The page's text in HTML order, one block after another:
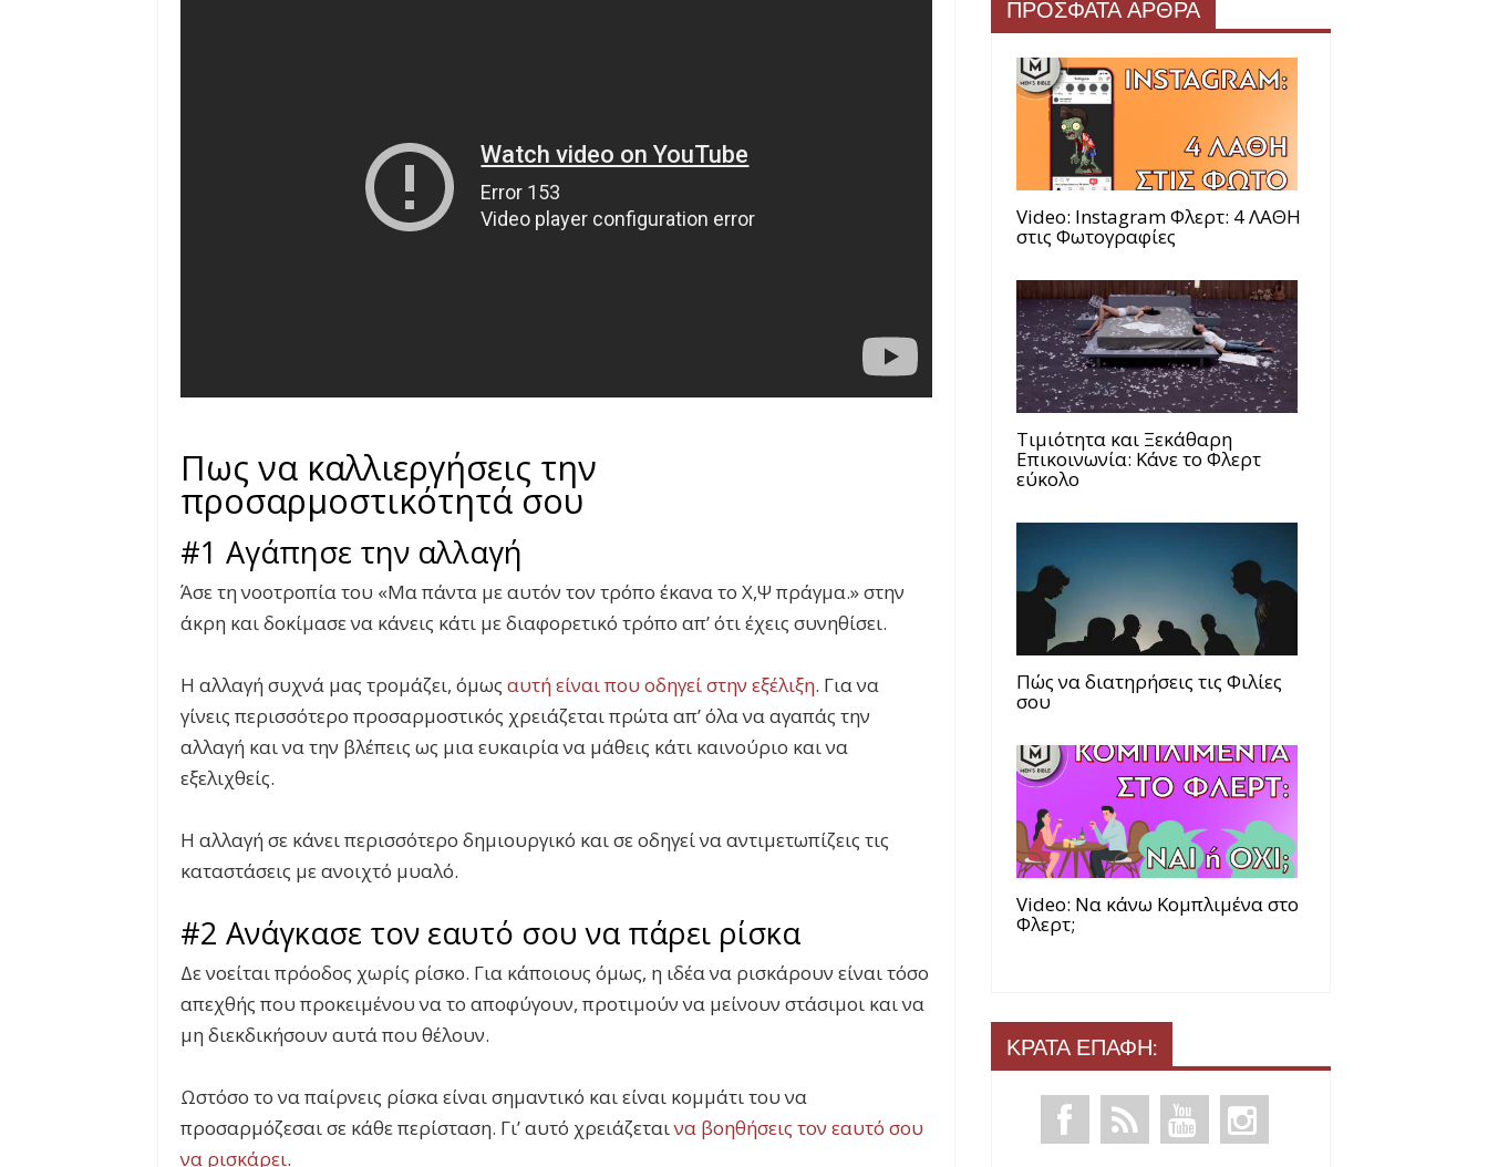
Πως να καλλιεργήσεις την
προσαρμοστικότητά σου
#1 Αγάπησε την αλλαγή
Άσε τη νοοτροπία του «Μα πάντα με αυτόν τον τρόπο έκανα το Χ,Ψ πράγμα.» στην
άκρη και δοκίμασε να κάνεις κάτι με διαφορετικό τρόπο απ’ ότι έχεις συνηθίσει.
Η αλλαγή συχνά μας τρομάζει, όμως αυτή είναι που οδηγεί στην εξέλιξη. Για να
γίνεις περισσότερο προσαρμοστικός χρειάζεται πρώτα απ’ όλα να αγαπάς την
αλλαγή και να την βλέπεις ως μια ευκαιρία να μάθεις κάτι καινούριο και να
εξελιχθείς.
Η αλλαγή σε κάνει περισσότερο δημιουργικό και σε οδηγεί να αντιμετωπίζεις τις
καταστάσεις με ανοιχτό μυαλό.
#2 Ανάγκασε τον εαυτό σου να πάρει ρίσκα
Δε νοείται πρόοδος χωρίς ρίσκο. Για κάποιους όμως, η ιδέα να ρισκάρουν είναι τόσο
απεχθής που προκειμένου να το αποφύγουν, προτιμούν να μείνουν στάσιμοι και να
μη διεκδικήσουν αυτά που θέλουν.
Ωστόσο το να παίρνεις ρίσκα είναι σημαντικό και είναι κομμάτι του να
προσαρμόζεσαι σε κάθε περίσταση. Γι’ αυτό χρειάζεταινα βοηθήσεις τον εαυτό σου
να ρισκάρει.
ΠΡΟΣΦΑΤΑ ΑΡΘΡΑ
Video: Instagram Φλερτ: 4 ΛΑΘΗ
στις Φωτογραφίες
Τιμιότητα και Ξεκάθαρη
Επικοινωνία: Κάνε το Φλερτ
εύκολο
Πώς να διατηρήσεις τις Φιλίες
σου
Video: Να κάνω Κομπλιμένα στο
Φλερτ;
ΚΡΑΤΑ ΕΠΑΦΗ: